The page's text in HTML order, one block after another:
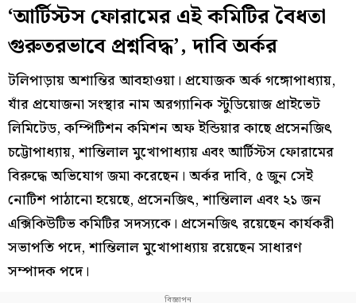
‘আর্টিস্টস ফোরামের এই কমিটির বৈধতা
গুরুতরভাবে প্রশ্নবিদ্ধ’, দাবি অর্কর
টলিপাড়ায় অশান্তির আবহাওয়া। প্রযোজক অর্ক গঙ্গোপাধ্যায়,
যাঁর প্রযোজনা সংস্থার নাম অরগ্যানিক স্টুডিয়োজ প্রাইভেট
লিমিটেড, কম্পিটিশন কমিশন অফ ইন্ডিয়ার কাছে প্রসেনজিত্‍
চট্টোপাধ্যায়, শান্তিলাল মুখোপাধ্যায় এবং আর্টিস্টস ফোরামের
বিরুদ্ধে অভিযোগ জমা করেছেন। অর্কর দাবি, ৫ জুন সেই
নোটিশ পাঠানো হয়েছে, প্রসেনজিত্‍, শান্তিলাল এবং ২১ জন
এক্সিকিউটিভ কমিটির সদস্যকে। প্রসেনজিত্‍ রয়েছেন কার্যকরী
সভাপতি পদে, শান্তিলাল মুখোপাধ্যায় রয়েছেন সাধারণ
সম্পাদক পদে।